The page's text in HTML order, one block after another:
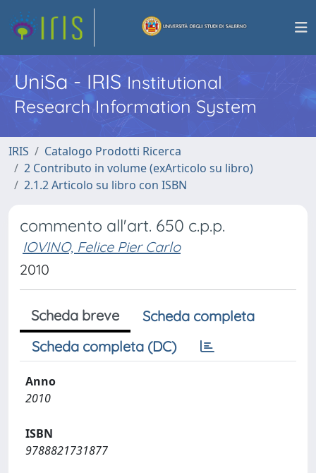
UniSa - IRISInstitutional
Research Information System
IRIS
Catalogo Prodotti Ricerca
2 Contributo in volume (exArticolo su libro)
2.1.2 Articolo su libro con ISBN
commento all'art. 650 c.p.p.
IOVINO, Felice Pier Carlo
2010
Scheda breve
Scheda completa
Scheda completa (DC)
Anno
2010
ISBN
9788821731877